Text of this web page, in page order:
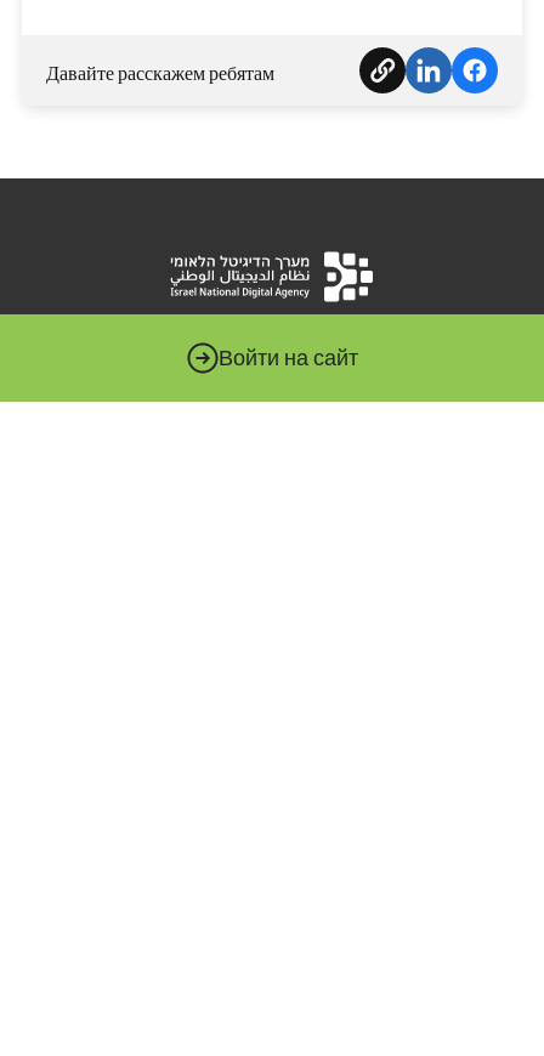
Войти на сайт
Давайте расскажем ребятам
Национальная цифровая система – это орган, которому
поручено продвигать цифровую революцию в
государственном секторе. Этот массив подчиняется